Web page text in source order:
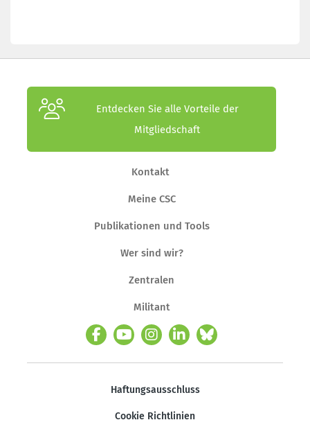
Entdecken Sie alle Vorteile der
Mitgliedschaft
Kontakt
Meine CSC
Publikationen und Tools
Wer sind wir?
Zentralen
Militant
Haftungsausschluss
Cookie Richtlinien